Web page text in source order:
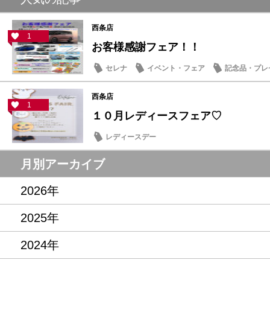
1
西条店
お客様感謝フェア！！
セレナ イベント・フェア 記念品・プレ
1
西条店
１０月レディースフェア♡
レディースデー
月別アーカイブ
2026年
2025年
2024年